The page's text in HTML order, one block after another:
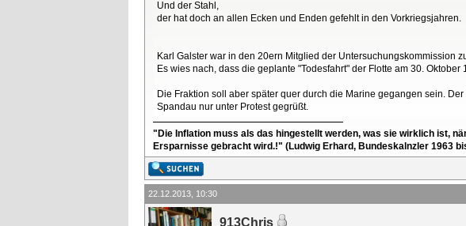
Und der Stahl,
der hat doch an allen Ecken und Enden gefehlt in den Vorkriegsjahren.
Karl Galster war in den 20ern Mitglied der Untersuchungskommission
Es wies nach, dass die geplante "Todesfahrt" der Flotte am 30.
Die Fraktion soll aber später quer durch die Marine gegangen sein.
Spandau nur unter Protest gegrüßt.
"Die Inflation muss als das hingestellt werden, was sie wirklich ist,
Ersparnisse gebracht wird.!" (Ludwig Erhard, Bundeskalnzler 1963
22.12.2013, 10:30
913Chris